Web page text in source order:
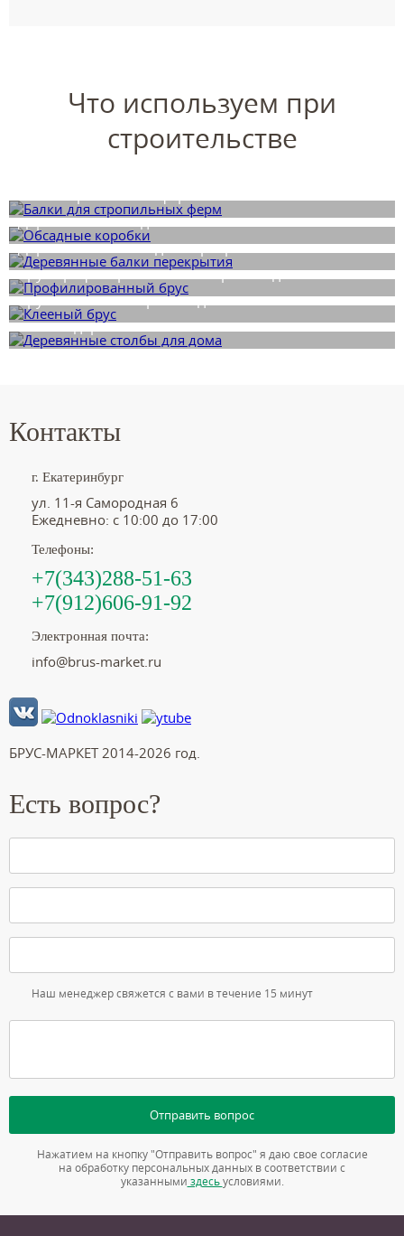
Что используем при
строительстве
Деревянная обсада
Деревянные балки для перекрытий
Брус профилированный от производителя
Брус клееный от производителя
Столбы деревянные
Контакты
г. Екатеринбург
ул. 11-я Самородная 6
Ежедневно: с 10:00 до 17:00
Телефоны:
+7(343)288-51-63
+7(912)606-91-92
Электронная почта:
info@brus-market.ru
БРУС-МАРКЕТ 2014-2026 год.
Есть вопрос?
Наш менеджер свяжется с вами в течение 15 минут
Отправить вопрос
Нажатием на кнопку "Отправить вопрос" я даю свое согласие
на обработку персональных данных в соответствии с
указанными здесь условиями.